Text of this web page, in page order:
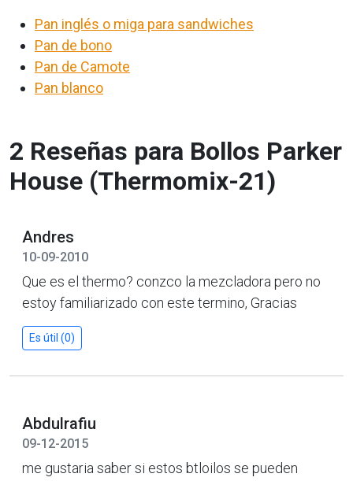
Pan inglés o miga para sandwiches
Pan de bono
Pan de Camote
Pan blanco
2 Reseñas para Bollos Parker
House (Thermomix-21)
Andres
10-09-2010
Que es el thermo? conzco la mezcladora pero no
estoy familiarizado con este termino, Gracias
Es útil (0)
Abdulrafiu
09-12-2015
me gustaria saber si estos btloilos se pueden